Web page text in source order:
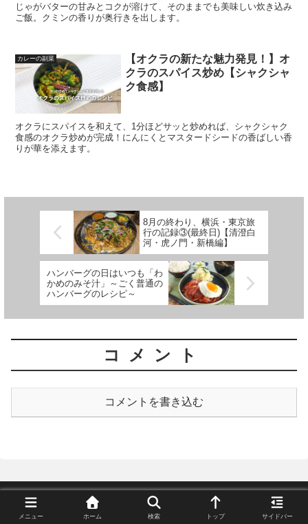
じゃがバターの甘みとコクが溶けて、そのままでも美味しい炊き込み
ご飯。クミンの香りが奥行きを出します。
カレーの副菜
【オクラの新たな魅力発見！】オ
クラのスパイス炒め【シャクシャ
ク食感】
オクラにスパイスを和えて、1分ほどサッと炒めれば、シャクシャク
食感のオクラ炒めが完成！にんにくとマスタードシードの香ばしい香
りが華を添えます。
8月の終わり、横浜・東京旅
行の記録③(最終日)【清澄白
河・虎ノ門・新橋編】
ハンバーグの日はいつも「わ
かめのみそ汁」～ごく普通の
ハンバーグのレシピ～
コメント
コメントを書き込む
スパイス名で検索
メニュー ホーム 検索 トップ サイドバー